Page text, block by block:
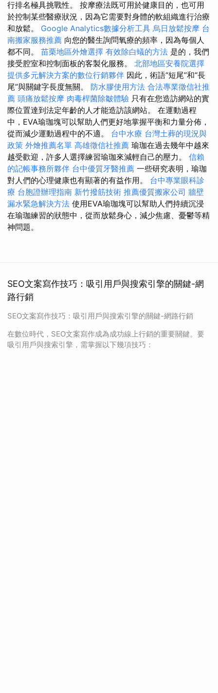
行排名極具挑戰性。 按摩療法既可用於健康目的，也可用
於控制某些醫療狀況，因為它需要對身體的軟組織進行治療
和放鬆。 Google Analytics數據分析工具 烏日放鬆按摩 台
南搬家服務推薦 向您的醫生詢問氧療的頻率，因為每個人
都不同。 苗栗地區外燴選擇 有效除白蟻的方法 是的，我們
接受腔室和控制面板的客製化服務。 北部地區安養院選擇
提供多元解決方案的數位行銷夥伴 因此，術語“短尾”和“長
尾”與關鍵字長度無關。 防水膠使用方法 合法專業徵信社推
薦 頭痛放鬆按摩 肉毒桿菌除皺體驗 只有在您造訪網站的實
際位置達到法定年齡的人才能造訪該網站。 在運動過程
中，EVA瑜珈塊可以幫助人們更好地掌握平衡和力量分佈，
從而減少運動過程中的不適。 台中水療 台灣土葬的現況與
政策 外燴推薦名單 高雄徵信社推薦 瑜珈在過去幾年中越來
越受歡迎，許多人選擇練習瑜珈來減輕自己的壓力。 信賴
的記帳事務所夥伴 台中優質牙醫推薦 一些研究表明，瑜珈
對人們的心理健康也有顯著的有益作用。 台中專業眼科診
療 台胞證辦理指南 新竹撥筋技術 推薦優質搬家公司 牆壁
漏水緊急解決方法 使用EVA瑜珈塊可以幫助人們持續沉浸
在瑜珈練習的狀態中，從而放鬆身心，減少焦慮、憂鬱等精
神問題。
SEO文案寫作技巧：吸引用戶與搜索引擎的關鍵-網
路行銷
SEO文案寫作技巧：吸引用戶與搜索引擎的關鍵-網路行銷
在數位時代，SEO文案寫作成為成功線上行銷的重要關鍵。要
吸引用戶與搜索引擎，需掌握以下幾項技巧：